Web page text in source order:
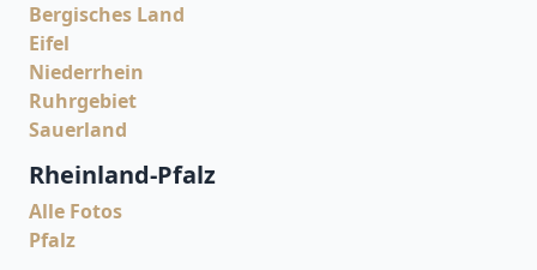
Bergisches Land
Eifel
Niederrhein
Ruhrgebiet
Sauerland
Rheinland-Pfalz
Alle Fotos
Pfalz